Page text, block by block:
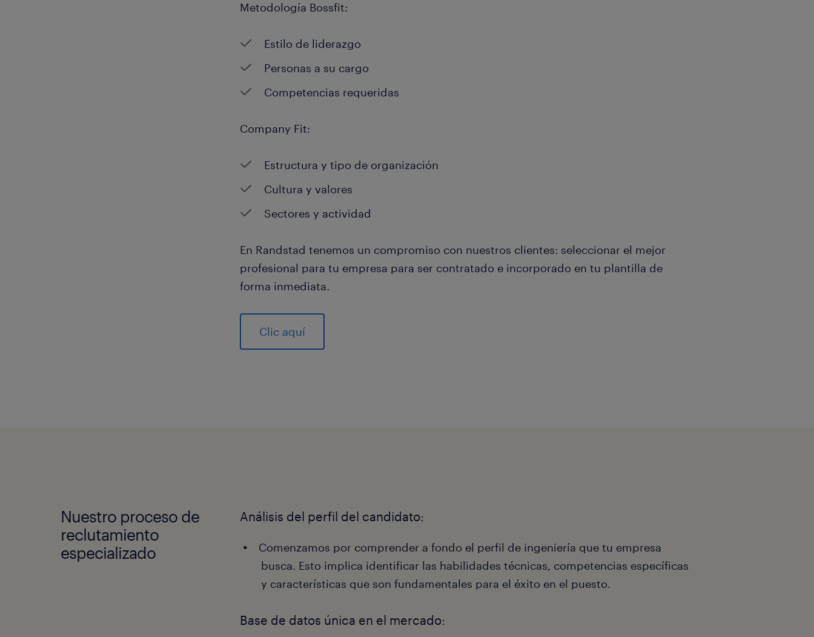
Metodología Bossfit:
Estilo de liderazgo
Personas a su cargo
Competencias requeridas
Company Fit:
Estructura y tipo de organización
Cultura y valores
Sectores y actividad
En Randstad tenemos un compromiso con nuestros clientes: seleccionar el mejor
profesional para tu empresa para ser contratado e incorporado en tu plantilla de
forma inmediata.
Clic aquí
Nuestro proceso de
reclutamiento
especializado
Análisis del perfil del candidato:
Comenzamos por comprender a fondo el perfil de ingeniería que tu empresa
busca. Esto implica identificar las habilidades técnicas, competencias específicas
y características que son fundamentales para el éxito en el puesto.
Base de datos única en el mercado: